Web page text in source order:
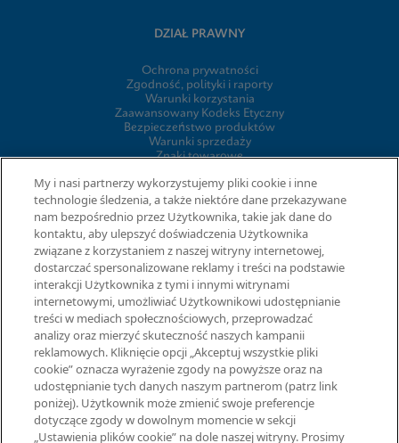
DZIAŁ PRAWNY
Ochrona prywatności
Zgodność, polityki i raporty
Warunki korzystania
Zaawansowany Kodeks Etyczny
Bezpieczeństwo produktów
Warunki sprzedaży
Znaki towarowe
Cepheid Grant & Donation Program
Ustawienia plików cookie
UMOWY
Umowa o przetwarzaniu danych
Społeczności partnerów
Information Security Terms and Conditions
© 2026 Cepheid. Cepheid®, logo Cepheid, GeneXpert®, Xpert® i
I-CORE® to znaki towarowe spółki Cepheid, zarejestrowane w
USA i w innych krajach.
My i nasi partnerzy wykorzystujemy pliki cookie i inne
technologie śledzenia, a także niektóre dane przekazywane
nam bezpośrednio przez Użytkownika, takie jak dane do
kontaktu, aby ulepszyć doświadczenia Użytkownika
związane z korzystaniem z naszej witryny internetowej,
dostarczać spersonalizowane reklamy i treści na podstawie
interakcji Użytkownika z tymi i innymi witrynami
internetowymi, umożliwiać Użytkownikowi udostępnianie
treści w mediach społecznościowych, przeprowadzać
analizy oraz mierzyć skuteczność naszych kampanii
reklamowych. Kliknięcie opcji „Akceptuj wszystkie pliki
cookie” oznacza wyrażenie zgody na powyższe oraz na
udostępnianie tych danych naszym partnerom (patrz link
poniżej). Użytkownik może zmienić swoje preferencje
dotyczące zgody w dowolnym momencie w sekcji
„Ustawienia plików cookie” na dole naszej witryny. Prosimy